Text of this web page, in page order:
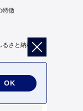
特徴
るさと納税
OK